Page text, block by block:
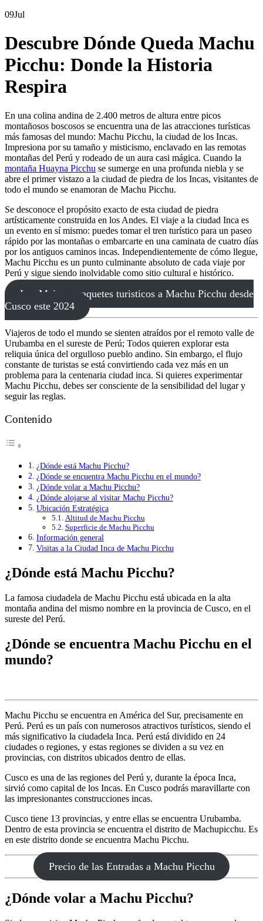
09Jul
Descubre Dónde Queda Machu
Picchu: Donde la Historia
Respira
En una colina andina de 2.400 metros de altura entre picos
montañosos boscosos se encuentra una de las atracciones turísticas
más famosas del mundo: Machu Picchu, la ciudad de los Incas.
Impresiona por su tamaño y misticismo, enclavado en las remotas
montañas del Perú y rodeado de un aura casi mágica. Cuando la
montaña Huayna Picchu se sumerge en una profunda niebla y se
abre el primer vistazo a la ciudad de piedra de los Incas, visitantes de
todo el mundo se enamoran de Machu Picchu.
Se desconoce el propósito exacto de esta ciudad de piedra
artísticamente construida en los Andes. El viaje a la ciudad Inca es
un evento en sí mismo: puedes tomar el tren turístico para un paseo
rápido por las montañas o embarcarte en una caminata de cuatro días
por los antiguos caminos incas. Independientemente de cómo llegue,
Machu Picchu es un punto culminante absoluto de cada viaje por
Perú y sigue siendo inolvidable como sitio cultural e histórico.
Los Mejores paquetes turisticos a Machu Picchu desde
Cusco este 2024
Viajeros de todo el mundo se sienten atraídos por el remoto valle de
Urubamba en el sureste de Perú; Todos quieren explorar esta
reliquia única del orgulloso pueblo andino. Sin embargo, el flujo
constante de turistas se está convirtiendo cada vez más en un
problema para la centenaria ciudad inca. Si quieres experimentar
Machu Picchu, debes ser consciente de la sensibilidad del lugar y
seguir las reglas.
Contenido
¿Dónde está Machu Picchu?
¿Dónde se encuentra Machu Picchu en el mundo?
¿Dónde volar a Machu Picchu?
¿Dónde alojarse al visitar Machu Picchu?
Ubicación Estratégica
Altitud de Machu Picchu
Superficie de Machu Picchu
Información general
Visitas a la Ciudad Inca de Machu Picchu
¿Dónde está Machu Picchu?
La famosa ciudadela de Machu Picchu está ubicada en la alta
montaña andina del mismo nombre en la provincia de Cusco, en el
sureste del Perú.
¿Dónde se encuentra Machu Picchu en el
mundo?
Machu Picchu se encuentra en América del Sur, precisamente en
Perú. Perú es un país con numerosos atractivos turísticos, siendo el
más significativo la ciudadela Inca. Perú está dividido en 24
ciudades o regiones, y estas regiones se dividen a su vez en
provincias, con distritos ubicados dentro de ellas.
Cusco es una de las regiones del Perú y, durante la época Inca,
sirvió como capital de los Incas. En Cusco podrás maravillarte con
las impresionantes construcciones incas.
Cusco tiene 13 provincias, y entre ellas se encuentra Urubamba.
Dentro de esta provincia se encuentra el distrito de Machupicchu. Es
en este distrito donde se encuentra Machu Picchu.
Precio de las Entradas a Machu Picchu
¿Dónde volar a Machu Picchu?